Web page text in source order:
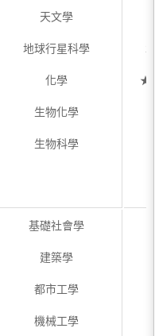
天文學
地球行星科學
化學
生物化學
生物科學
基礎社會學
建築學
都市工學
機械工學